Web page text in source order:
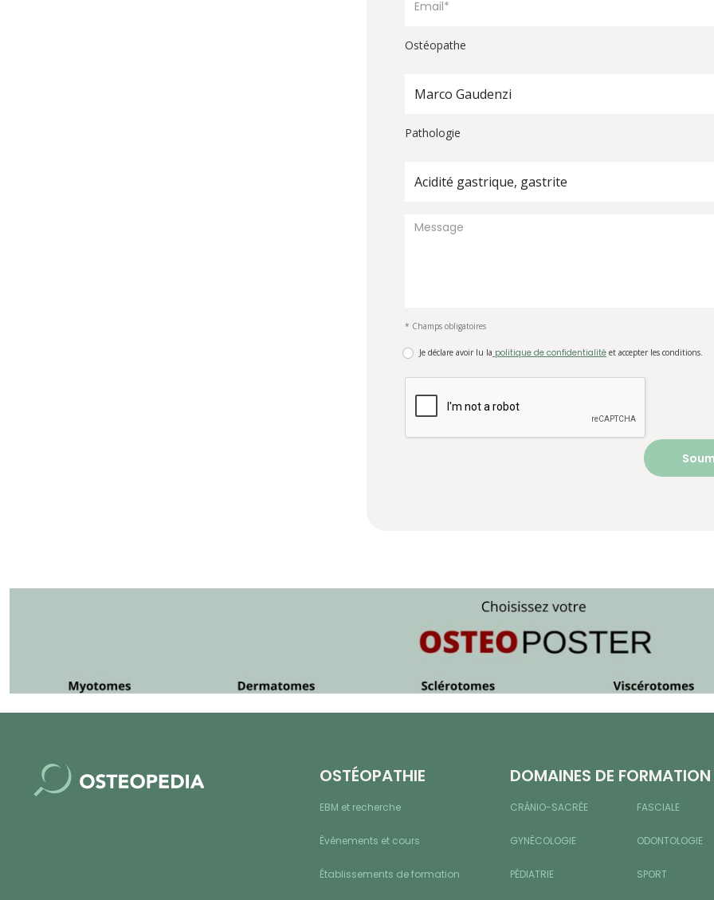
Ostéopathe
Marco Gaudenzi
Pathologie
Acidité gastrique, gastrite
* Champs obligatoires
Je déclare avoir lu la politique de confidentialité et accepter les conditions.
OSTÉOPATHIE
EBM et recherche
Événements et cours
Établissements de formation
DOMAINES DE FORMATION
CRÂNIO-SACRÉE FASCIALE
GYNÉCOLOGIE ODONTOLOGIE
PÉDIATRIE SPORT